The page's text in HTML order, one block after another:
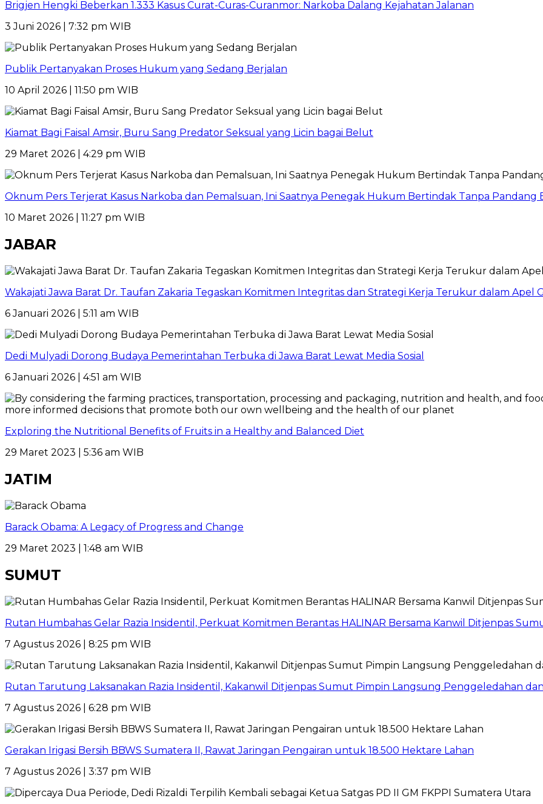
Brigjen Hengki Beberkan 1.333 Kasus Curat-Curas-Curanmor: Narkoba Dalang Kejahatan Jalanan
3 Juni 2026 | 7:32 pm WIB
Publik Pertanyakan Proses Hukum yang Sedang Berjalan
10 April 2026 | 11:50 pm WIB
Kiamat Bagi Faisal Amsir, Buru Sang Predator Seksual yang Licin bagai Belut
29 Maret 2026 | 4:29 pm WIB
Oknum Pers Terjerat Kasus Narkoba dan Pemalsuan, Ini Saatnya Penegak Hukum Bertindak Tanpa Pandang
10 Maret 2026 | 11:27 pm WIB
JABAR
Wakajati Jawa Barat Dr. Taufan Zakaria Tegaskan Komitmen Integritas dan Strategi Kerja Terukur dalam Apel
6 Januari 2026 | 5:11 am WIB
Dedi Mulyadi Dorong Budaya Pemerintahan Terbuka di Jawa Barat Lewat Media Sosial
6 Januari 2026 | 4:51 am WIB
Exploring the Nutritional Benefits of Fruits in a Healthy and Balanced Diet
29 Maret 2023 | 5:36 am WIB
JATIM
Barack Obama: A Legacy of Progress and Change
29 Maret 2023 | 1:48 am WIB
SUMUT
Rutan Humbahas Gelar Razia Insidentil, Perkuat Komitmen Berantas HALINAR Bersama Kanwil Ditjenpas
7 Agustus 2026 | 8:25 pm WIB
Rutan Tarutung Laksanakan Razia Insidentil, Kakanwil Ditjenpas Sumut Pimpin Langsung Penggeledahan
7 Agustus 2026 | 6:28 pm WIB
Gerakan Irigasi Bersih BBWS Sumatera II, Rawat Jaringan Pengairan untuk 18.500 Hektare Lahan
7 Agustus 2026 | 3:37 pm WIB